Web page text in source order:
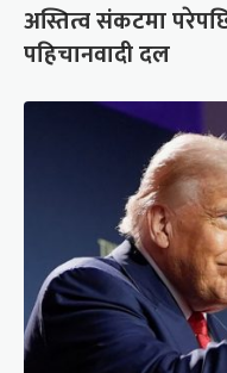
अस्तित्व संकटमा
पहिचानवादी दल